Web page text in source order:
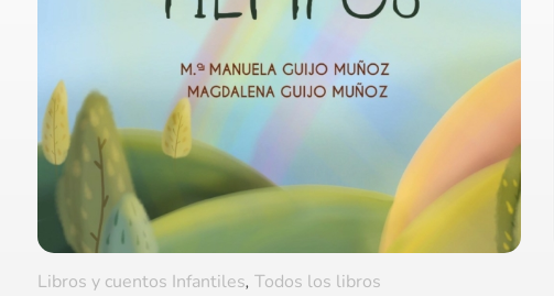
Libros y cuentos Infantiles,Todos los libros